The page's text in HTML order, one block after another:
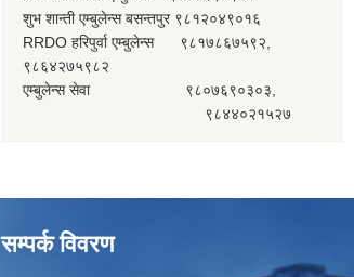
शुभ शान्ती एम्बुलेन्स बसन्तपुर ९८१२०४९०१६
RRDO हरिपुर्वा एम्बुलेन्स ९८१७८६७५९२,
९८६४२७५९८२
एम्बुलेन्स सेवा ९८०७६९०३०३,
९८४४०२१५२७
सम्पर्क विवरण